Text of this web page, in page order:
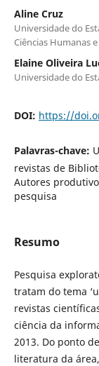
Aline Cruz
Universidade do
Ciências Humanas
Elaine Oliveira
Universidade do
DOI: https://
Palavras-chave:
revistas de
Autores
pesquisa
Resumo
Pesquisa
tratam do tema
revistas
ciência da
2013. Do ponto
literatura da